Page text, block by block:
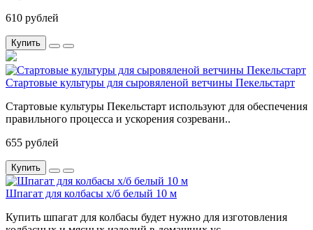
610 рублей
Купить
Стартовые культуры для сыровяленой ветчины Пекельстарт
Стартовые культуры Пекельстарт используют для обеспечения
правильного процесса и ускорения созревани..
655 рублей
Купить
Шпагат для колбасы х/б белый 10 м
Купить шпагат для колбасы будет нужно для изготовления